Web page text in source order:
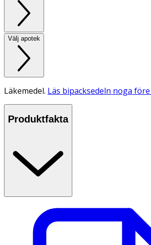
Välj apotek
Läkemedel. Läs bipacksedeln noga
Produktfakta